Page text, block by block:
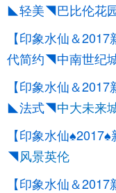
◣轻美◥巴比伦花
【印象水仙＆
代简约◥中南世纪
【印象水仙＆
◣法式◥中大未来
【印象水仙
◥风景英伦
【印象水仙＆